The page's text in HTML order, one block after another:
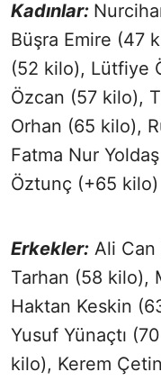
Kadınlar:
Büşra Emire (47
(52 kilo), Lütfiye
Özcan (57 kilo),
Orhan (65 kilo),
Fatma Nur
Öztunç (+65 kilo)
Erkekler: Ali Can
Tarhan (58 kilo),
Haktan Keskin
Yusuf Yünaçtı
kilo), Kerem